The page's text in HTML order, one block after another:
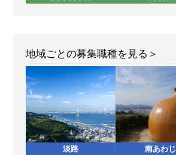
地域ごとの募集職種を見る
淡路 南あわじ